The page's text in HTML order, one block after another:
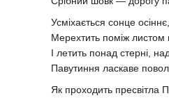
Усміхається сонце осіннє,
Мерехтить поміж листом
І летить понад стерні,
Павутиння ласкаве
Як проходить пресвітла